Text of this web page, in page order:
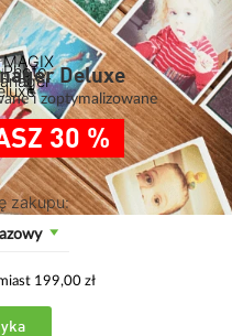
Deluxe
i zoptymalizowane
30 %
zakupu:
199,00 zł